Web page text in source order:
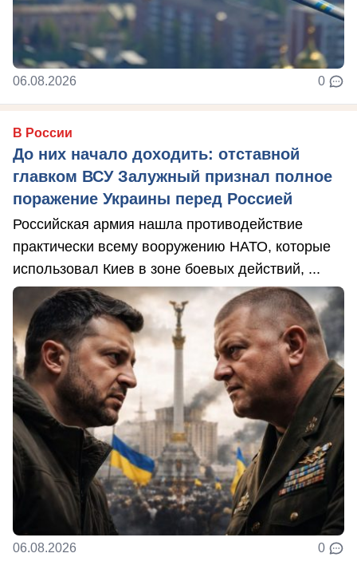
06.08.2026 0
В России
До них начало доходить: отставной
главком ВСУ Залужный признал полное
поражение Украины перед Россией
Российская армия нашла противодействие
практически всему вооружению НАТО, которые
использовал Киев в зоне боевых действий, ...
06.08.2026 0